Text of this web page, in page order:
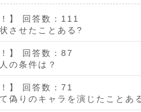
】
回答数：111
させたことある?
】
回答数：87
の条件は？
】
回答数：71
偽りのキャラを演じたことあ